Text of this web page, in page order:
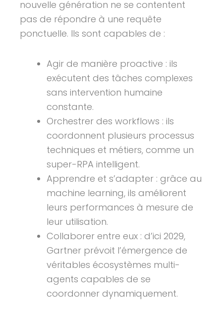
nouvelle génération ne se contentent
pas de répondre à une requête
ponctuelle. Ils sont capables de :
Agir de manière proactive : ils
exécutent des tâches complexes
sans intervention humaine
constante.
Orchestrer des workflows : ils
coordonnent plusieurs processus
techniques et métiers, comme un
super-RPA intelligent.
Apprendre et s’adapter : grâce au
machine learning, ils améliorent
leurs performances à mesure de
leur utilisation.
Collaborer entre eux : d’ici 2029,
Gartner prévoit l’émergence de
véritables écosystèmes multi-
agents capables de se
coordonner dynamiquement.